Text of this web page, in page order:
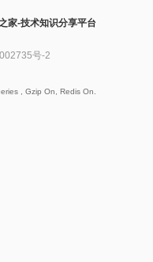
家-技术知识分享平台
号-2
, Gzip On, Redis On.